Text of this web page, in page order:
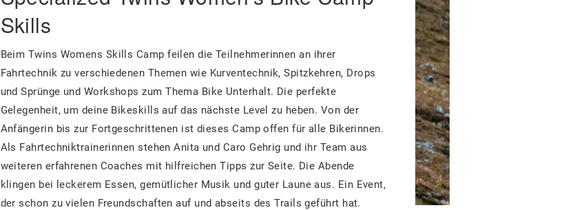
Skills
Beim Twins Womens Skills Camp feilen die Teilnehmerinnen an ihrer
Fahrtechnik zu verschiedenen Themen wie Kurventechnik, Spitzkehren, Drops
und Sprünge und Workshops zum Thema Bike Unterhalt. Die perfekte
Gelegenheit, um deine Bikeskills auf das nächste Level zu heben. Von der
Anfängerin bis zur Fortgeschrittenen ist dieses Camp offen für alle Bikerinnen.
Als Fahrtechniktrainerinnen stehen Anita und Caro Gehrig und ihr Team aus
weiteren erfahrenen Coaches mit hilfreichen Tipps zur Seite. Die Abende
klingen bei leckerem Essen, gemütlicher Musik und guter Laune aus. Ein Event,
der schon zu vielen Freundschaften auf und abseits des Trails geführt hat.